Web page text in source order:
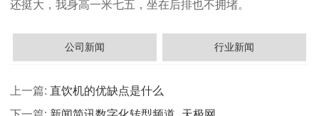
还挺大，我身高一米七五，坐在后排也不拥堵。
公司新闻 行业新闻
上一篇: 直饮机的优缺点是什么